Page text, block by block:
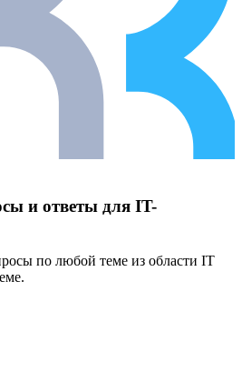
и ответы для IT-
по любой теме из области IT